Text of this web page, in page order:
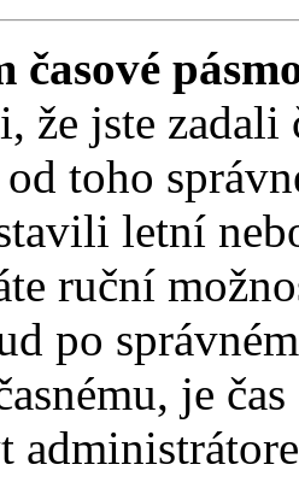
časové
že jste zadali
toho
letní
ruční
po
je